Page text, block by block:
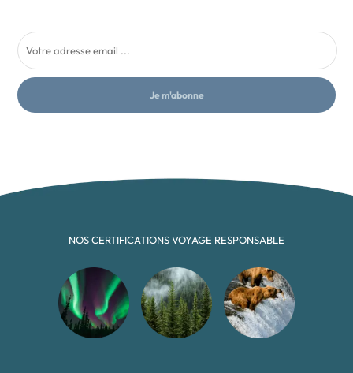
Je m'abonne
NOS CERTIFICATIONS VOYAGE RESPONSABLE